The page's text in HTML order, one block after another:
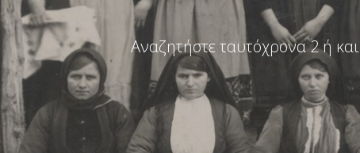
Αναζητήστε ταυτόχρονα 2 ή